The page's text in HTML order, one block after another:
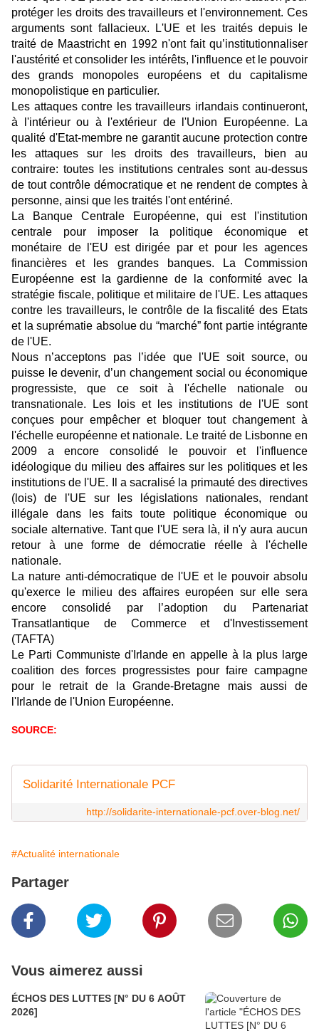
protéger les droits des travailleurs et l'environnement. Ces
arguments sont fallacieux. L'UE et les traités depuis le
traité de Maastricht en 1992 n'ont fait qu’institutionnaliser
l'austérité et consolider les intérêts, l'influence et le pouvoir
des grands monopoles européens et du capitalisme
monopolistique en particulier.
Les attaques contre les travailleurs irlandais continueront,
à l'intérieur ou à l'extérieur de l'Union Européenne. La
qualité d'Etat-membre ne garantit aucune protection contre
les attaques sur les droits des travailleurs, bien au
contraire: toutes les institutions centrales sont au-dessus
de tout contrôle démocratique et ne rendent de comptes à
personne, ainsi que les traités l'ont entériné.
La Banque Centrale Européenne, qui est l'institution
centrale pour imposer la politique économique et
monétaire de l'EU est dirigée par et pour les agences
financières et les grandes banques. La Commission
Européenne est la gardienne de la conformité avec la
stratégie fiscale, politique et militaire de l'UE. Les attaques
contre les travailleurs, le contrôle de la fiscalité des Etats
et la suprématie absolue du “marché” font partie intégrante
de l'UE.
Nous n’acceptons pas l’idée que l'UE soit source, ou
puisse le devenir, d’un changement social ou économique
progressiste, que ce soit à l'échelle nationale ou
transnationale. Les lois et les institutions de l'UE sont
conçues pour empêcher et bloquer tout changement à
l'échelle européenne et nationale. Le traité de Lisbonne en
2009 a encore consolidé le pouvoir et l'influence
idéologique du milieu des affaires sur les politiques et les
institutions de l'UE. Il a sacralisé la primauté des directives
(lois) de l'UE sur les législations nationales, rendant
illégale dans les faits toute politique économique ou
sociale alternative. Tant que l'UE sera là, il n'y aura aucun
retour à une forme de démocratie réelle à l'échelle
nationale.
La nature anti-démocratique de l'UE et le pouvoir absolu
qu'exerce le milieu des affaires européen sur elle sera
encore consolidé par l’adoption du Partenariat
Transatlantique de Commerce et d'Investissement
(TAFTA)
Le Parti Communiste d'Irlande en appelle à la plus large
coalition des forces progressistes pour faire campagne
pour le retrait de la Grande-Bretagne mais aussi de
l'Irlande de l'Union Européenne.
SOURCE:
Solidarité Internationale PCF
http://solidarite-internationale-pcf.over-blog.net/
#Actualité internationale
Partager
Vous aimerez aussi
ÉCHOS DES LUTTES [N° DU 6 AOÛT
2026]